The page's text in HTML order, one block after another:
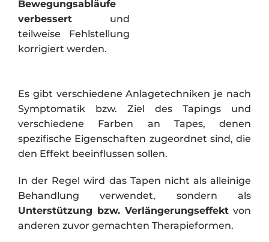
Bewegungsabläufe
verbessertund
teilweise Fehlstellung
korrigiert werden.
Es gibt verschiedene Anlagetechniken je nach
Symptomatik bzw. Ziel des Tapings und
verschiedene Farben an Tapes, denen
spezifische Eigenschaften zugeordnet sind, die
den Effekt beeinflussen sollen.
In der Regel wird das Tapen nicht als alleinige
Behandlung verwendet, sondern als
Unterstützung bzw. Verlängerungseffekt von
anderen zuvor gemachten Therapieformen.